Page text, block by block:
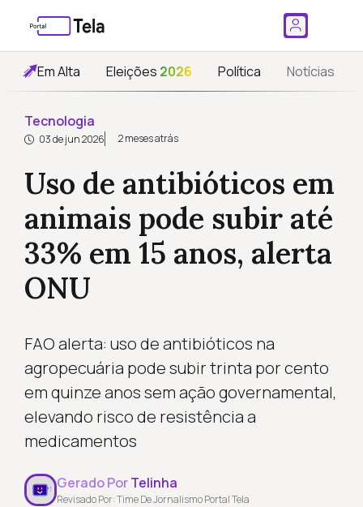
Em Alta Eleições 2026 Política Notícias
Tecnologia
03 de jun 2026 2 meses atrás
Uso de antibióticos em
animais pode subir até
33% em 15 anos, alerta
ONU
FAO alerta: uso de antibióticos na
agropecuária pode subir trinta por cento
em quinze anos sem ação governamental,
elevando risco de resistência a
medicamentos
Gerado PorTelinha
Revisado Por: Time De Jornalismo Portal Tela